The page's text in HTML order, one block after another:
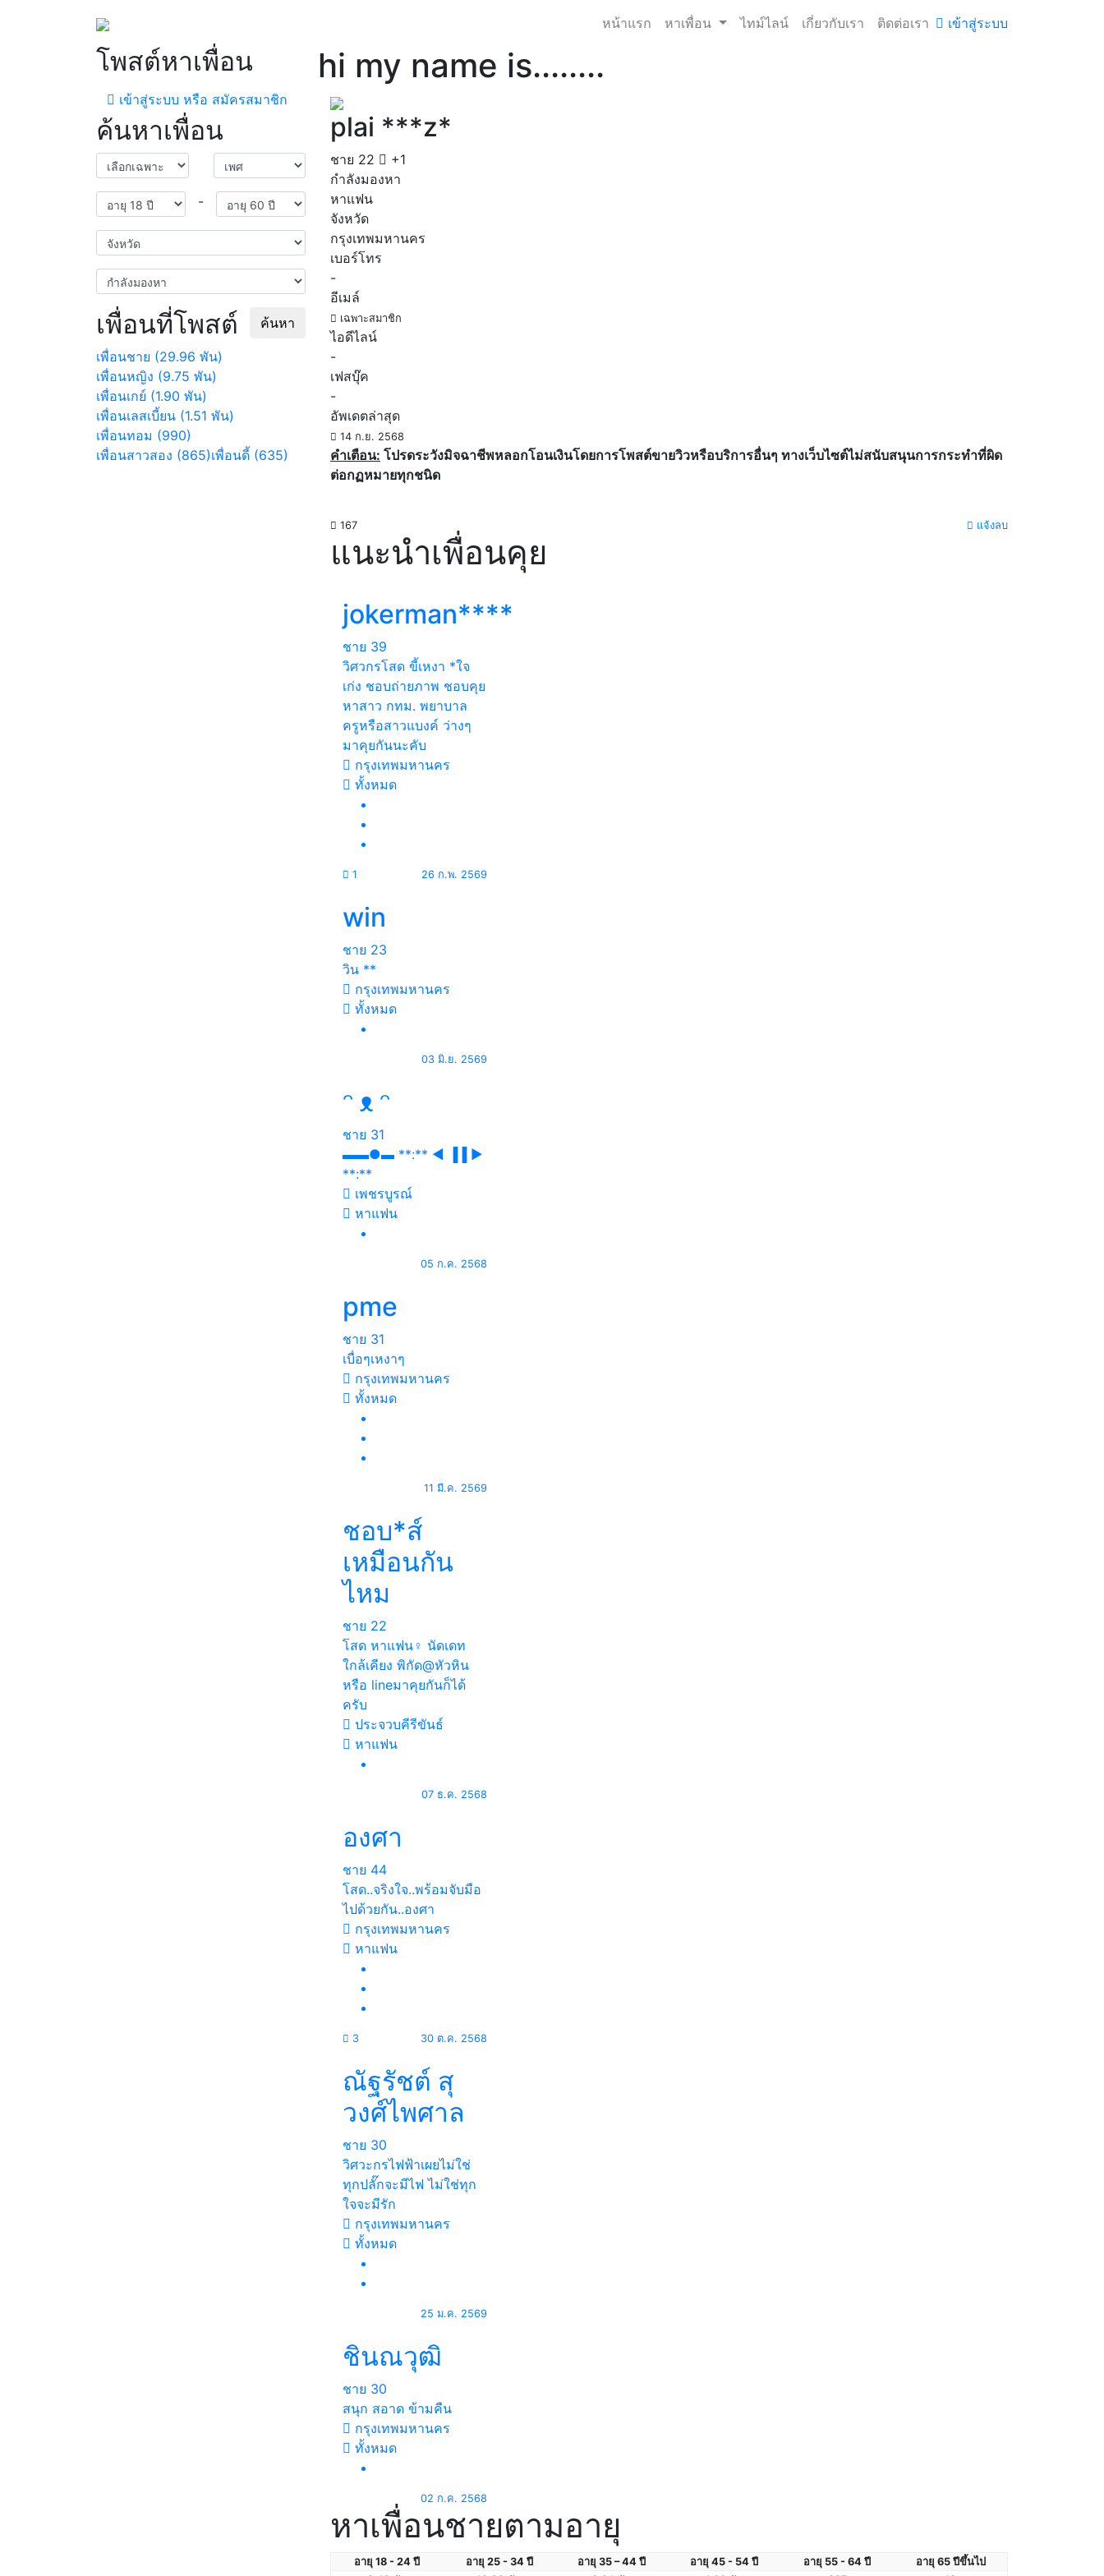
หน้าแรก หาเพื่อน ไทม์ไลน์ เกี่ยวกับเรา ติดต่อเรา เข้าสู่ระบบ
โพสต์หาเพื่อน
เข้าสู่ระบบ หรือ สมัครสมาชิก
ค้นหาเพื่อน
-
ค้นหา
เพื่อนที่โพสต์
เพื่อนชาย (29.96 พัน)
เพื่อนหญิง (9.75 พัน)
เพื่อนเกย์ (1.90 พัน)
เพื่อนเลสเบี้ยน (1.51 พัน)
เพื่อนทอม (990)
เพื่อนสาวสอง (865)เพื่อนดี้ (635)
hi my name is........
plai ***z*
ชาย 22
+1
กำลังมองหา
หาแฟน
จังหวัด
กรุงเทพมหานคร
เบอร์โทร
-
อีเมล์
เฉพาะสมาชิก
ไอดีไลน์
-
เฟสบุ๊ค
-
อัพเดตล่าสุด
14 ก.ย. 2568
คำเตือน: โปรดระวังมิจฉาชีพหลอกโอนเงินโดยการโพสต์ขายวิวหรือบริการอื่นๆ ทางเว็บไซต์ไม่สนับสนุนการกระทำที่ผิด
ต่อกฏหมายทุกชนิด
167 แจ้งลบ
แนะนำเพื่อนคุย
jokerman****
ชาย 39
วิศวกรโสด ขี้เหงา *ใจ
เก่ง ชอบถ่ายภาพ ชอบคุย
หาสาว กทม. พยาบาล
ครูหรือสาวแบงค์ ว่างๆ
มาคุยกันนะคับ
กรุงเทพมหานคร
ทั้งหมด
1 26 ก.พ. 2569
win
ชาย 23
วิน **
กรุงเทพมหานคร
ทั้งหมด
03 มิ.ย. 2569
ᵔ ᴥ ᵔ
ชาย 31
▬▬●▬ **:** ◄ ▐▐ ►
**:**
เพชรบูรณ์
หาแฟน
05 ก.ค. 2568
pme
ชาย 31
เบื่อๆเหงาๆ
กรุงเทพมหานคร
ทั้งหมด
11 มี.ค. 2569
ชอบ*ส์
เหมือนกัน
ไหม
ชาย 22
โสด หาแฟน♀️ นัดเดท
ใกล้เคียง พิกัด@หัวหิน
หรือ lineมาคุยกันก็ได้
ครับ
ประจวบคีรีขันธ์
หาแฟน
07 ธ.ค. 2568
องศา
ชาย 44
โสด..จริงใจ..พร้อมจับมือ
ไปด้วยกัน..องศา
กรุงเทพมหานคร
หาแฟน
3 30 ต.ค. 2568
ณัฐรัชต์ สุ
วงศ์ไพศาล
ชาย 30
วิศวะกรไฟฟ้าเผยไม่ใช่
ทุกปลั๊กจะมีไฟ ไม่ใช่ทุก
ใจจะมีรัก
กรุงเทพมหานคร
ทั้งหมด
25 ม.ค. 2569
ชินณวุฒิ
ชาย 30
สนุก สอาด ข้ามคืน
กรุงเทพมหานคร
ทั้งหมด
02 ก.ค. 2568
หาเพื่อนชายตามอายุ
อายุ 18 - 24 ปี อายุ 25 - 34 ปี อายุ 35 – 44 ปี อายุ 45 - 54 ปี อายุ 55 - 64 ปี
อายุ 65 ปีขึ้นไป